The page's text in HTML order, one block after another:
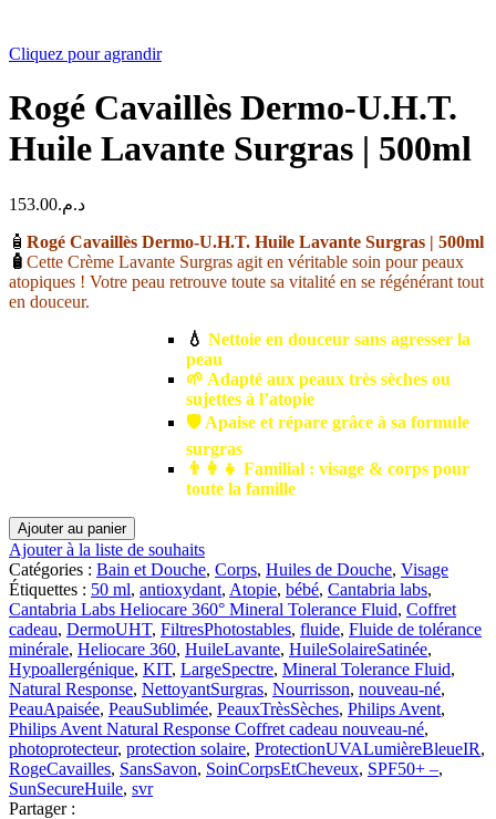
Cliquez pour agrandir
Rogé Cavaillès Dermo-U.H.T.
Huile Lavante Surgras | 500ml
د.م.153.00
🧴 Rogé Cavaillès Dermo-U.H.T. Huile Lavante Surgras | 500ml
🧴 Cette Crème Lavante Surgras agit en véritable soin pour peaux
atopiques ! Votre peau retrouve toute sa vitalité en se régénérant tout
en douceur.
💧 Nettoie en douceur sans agresser la
peau
🌱 Adapté aux peaux très sèches ou
sujettes à l’atopie
🛡️ Apaise et répare grâce à sa formule
surgras
👨‍👩‍👧 Familial : visage & corps pour
toute la famille
quantité
de
Rogé
Cavaillès
Dermo-
U.H.T.
Huile
Lavante
Surgras
|
500ml
Ajouter au panier
Ajouter à la liste de souhaits
Catégories : Bain et Douche, Corps, Huiles de Douche, Visage
Étiquettes : 50 ml, antioxydant, Atopie, bébé, Cantabria labs,
Cantabria Labs Heliocare 360° Mineral Tolerance Fluid, Coffret
cadeau, DermoUHT, FiltresPhotostables, fluide, Fluide de tolérance
minérale, Heliocare 360, HuileLavante, HuileSolaireSatinée,
Hypoallergénique, KIT, LargeSpectre, Mineral Tolerance Fluid,
Natural Response, NettoyantSurgras, Nourrisson, nouveau-né,
PeauApaisée, PeauSublimée, PeauxTrèsSèches, Philips Avent,
Philips Avent Natural Response Coffret cadeau nouveau-né,
photoprotecteur, protection solaire, ProtectionUVALumièreBleueIR,
RogeCavailles, SansSavon, SoinCorpsEtCheveux, SPF50+ –,
SunSecureHuile, svr
Partager :